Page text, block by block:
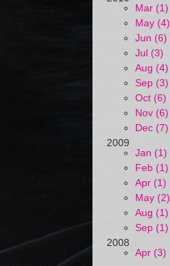
Mar (1)
May (4)
Jun (6)
Jul (3)
Aug (4)
Sep (3)
Oct (6)
Nov (6)
Dec (7)
2009
Jan (1)
Feb (1)
Apr (1)
May (2)
Aug (1)
Sep (1)
2008
Apr (3)